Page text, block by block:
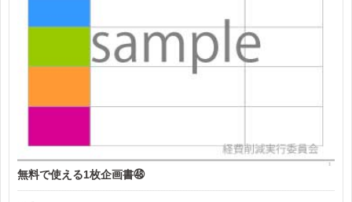
無料で使える1枚企画書㊽